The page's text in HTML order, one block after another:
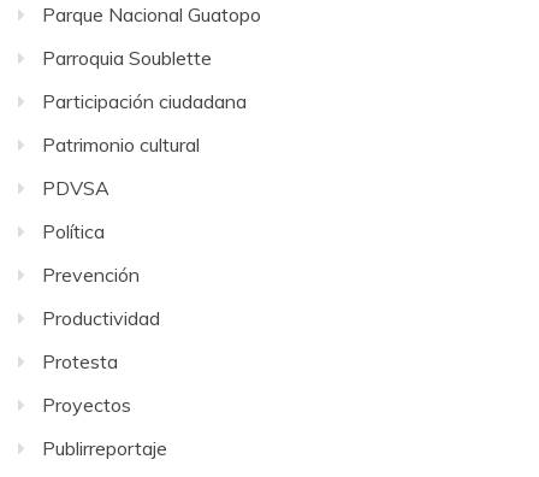
Parque Nacional Guatopo
Parroquia Soublette
Participación ciudadana
Patrimonio cultural
PDVSA
Política
Prevención
Productividad
Protesta
Proyectos
Publirreportaje